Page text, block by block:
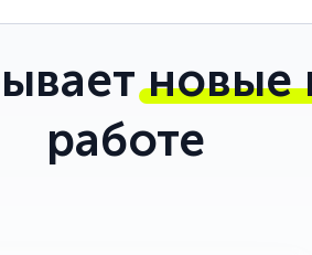
новые
работе